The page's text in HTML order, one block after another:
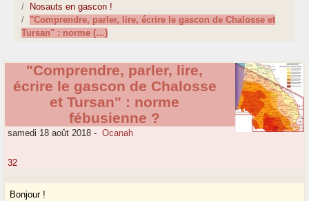
Nosauts en gascon !
"Comprendre, parler, lire, écrire le gascon de Chalosse et
Tursan" : norme (…)
"Comprendre, parler, lire,
écrire le gascon de Chalosse
et Tursan" : norme
fébusienne ?
samedi 18 août 2018 - Ocanah
32
Bonjour !